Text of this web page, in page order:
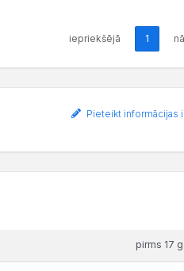
iepriekšējā 1
Pieteikt informācijas
pirms 17